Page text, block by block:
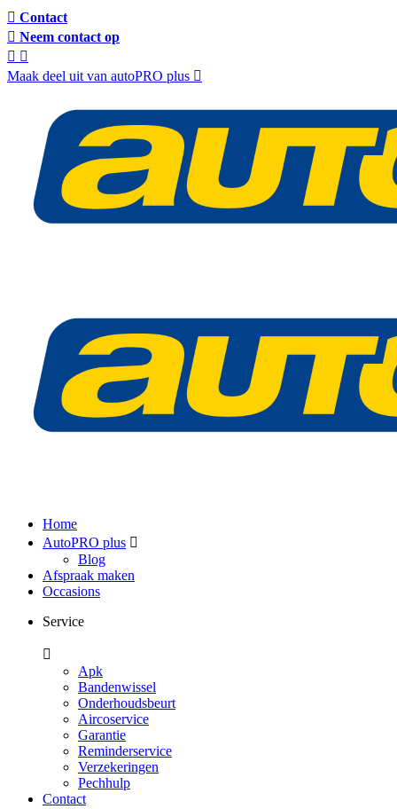
Contact
Neem contact op
Maak deel uit van autoPRO plus
Home
AutoPRO plus
Blog
Afspraak maken
Occasions
Service
Apk
Bandenwissel
Onderhoudsbeurt
Aircoservice
Garantie
Reminderservice
Verzekeringen
Pechhulp
Contact